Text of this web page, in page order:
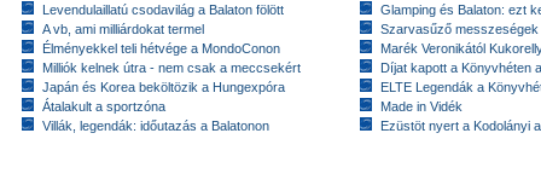
Levendulaillatú csodavilág a Balaton fölött
A vb, ami milliárdokat termel
Élményekkel teli hétvége a MondoConon
Milliók kelnek útra - nem csak a meccsekért
Japán és Korea beköltözik a Hungexpóra
Átalakult a sportzóna
Villák, legendák: időutazás a Balatonon
Glamping és Balaton: ezt
Szarvasűző messzeségek
Marék Veronikától
Díjat kapott a Könyvhéten
ELTE Legendák a
Made in Vidék
Ezüstöt nyert a Kodolányi